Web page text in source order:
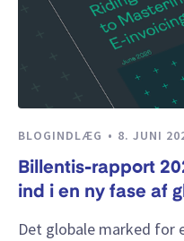
BLOGINDLÆG 8. JUNI
Billentis-rapport
ind i en ny fase af
Det globale marked for